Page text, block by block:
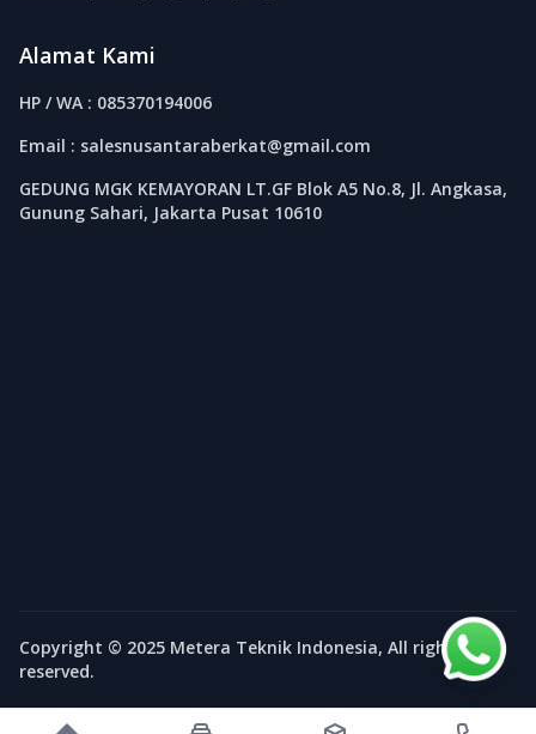
Alamat Kami
HP / WA : 085370194006
Email : salesnusantaraberkat@gmail.com
GEDUNG MGK KEMAYORAN LT.GF Blok A5 No.8, Jl. Angkasa,
Gunung Sahari, Jakarta Pusat 10610
Copyright © 2025 Metera Teknik Indonesia, All rights
reserved.